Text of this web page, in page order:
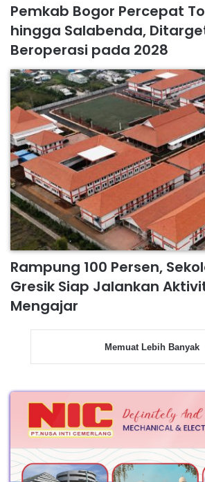
Pemkab Bogor Percepat
hingga Salabenda,
Beroperasi pada 2028
Rampung 100 Persen,
Gresik Siap Jalankan
Mengajar
Memuat Lebih Banyak